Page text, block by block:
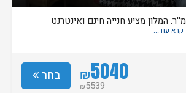
גודל החדר 19-20 מ''ר. המלון מציע חנייה חינם ואינטרנט
בחר ₪5040
₪5539